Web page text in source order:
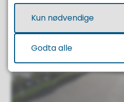
Kun nødvendige
Godta alle